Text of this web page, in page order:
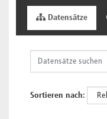
Datensätze
Sortieren nach